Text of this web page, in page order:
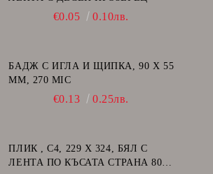
€0.05 0.10лв.
БАДЖ С ИГЛА И ЩИПКА, 90 Х 55
ММ, 270 MIC
€0.13 0.25лв.
ПЛИК , C4, 229 Х 324, БЯЛ С
ЛЕНТА ПО КЪСАТА СТРАНА 80